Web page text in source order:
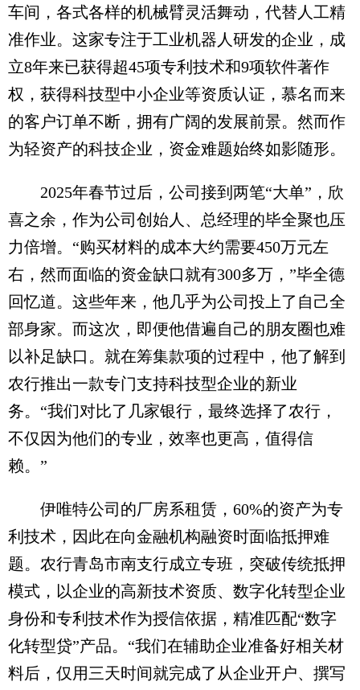
车间，各式各样的机械臂灵活舞动，代替人工精
准作业。这家专注于工业机器人研发的企业，成
立8年来已获得超45项专利技术和9项软件著作
权，获得科技型中小企业等资质认证，慕名而来
的客户订单不断，拥有广阔的发展前景。然而作
为轻资产的科技企业，资金难题始终如影随形。
2025年春节过后，公司接到两笔“大单”，欣
喜之余，作为公司创始人、总经理的毕全聚也压
力倍增。“购买材料的成本大约需要450万元左
右，然而面临的资金缺口就有300多万，”毕全德
回忆道。这些年来，他几乎为公司投上了自己全
部身家。而这次，即便他借遍自己的朋友圈也难
以补足缺口。就在筹集款项的过程中，他了解到
农行推出一款专门支持科技型企业的新业
务。“我们对比了几家银行，最终选择了农行，
不仅因为他们的专业，效率也更高，值得信
赖。”
伊唯特公司的厂房系租赁，60%的资产为专
利技术，因此在向金融机构融资时面临抵押难
题。农行青岛市南支行成立专班，突破传统抵押
模式，以企业的高新技术资质、数字化转型企业
身份和专利技术作为授信依据，精准匹配“数字
化转型贷”产品。“我们在辅助企业准备好相关材
料后，仅用三天时间就完成了从企业开户、撰写